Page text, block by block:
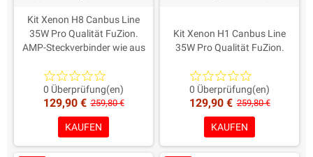
Kit Xenon H8 Canbus Line
35W Pro Qualität FuZion.
AMP-Steckverbinder wie aus
Richtlinien.
Garantie: Ein Leben
Färbung in der Wahl!
0 Überprüfung(en)
129,90 € 259,80 €
KAUFEN
Kit Xenon H1 Canbus Line
35W Pro Qualität FuZion.
den jüngsten europäischen
Richtlinien.
Garantie: Ein Leben
Färbung in der Wahl!
0 Überprüfung(en)
129,90 € 259,80 €
KAUFEN